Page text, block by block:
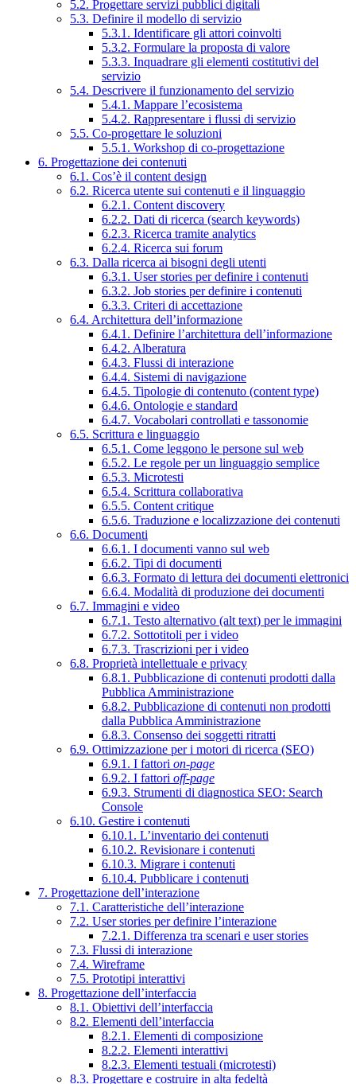
5.2. Progettare servizi pubblici digitali
5.3. Definire il modello di servizio
5.3.1. Identificare gli attori coinvolti
5.3.2. Formulare la proposta di valore
5.3.3. Inquadrare gli elementi costitutivi del
servizio
5.4. Descrivere il funzionamento del servizio
5.4.1. Mappare l’ecosistema
5.4.2. Rappresentare i flussi di servizio
5.5. Co-progettare le soluzioni
5.5.1. Workshop di co-progettazione
6. Progettazione dei contenuti
6.1. Cos’è il content design
6.2. Ricerca utente sui contenuti e il linguaggio
6.2.1. Content discovery
6.2.2. Dati di ricerca (search keywords)
6.2.3. Ricerca tramite analytics
6.2.4. Ricerca sui forum
6.3. Dalla ricerca ai bisogni degli utenti
6.3.1. User stories per definire i contenuti
6.3.2. Job stories per definire i contenuti
6.3.3. Criteri di accettazione
6.4. Architettura dell’informazione
6.4.1. Definire l’architettura dell’informazione
6.4.2. Alberatura
6.4.3. Flussi di interazione
6.4.4. Sistemi di navigazione
6.4.5. Tipologie di contenuto (content type)
6.4.6. Ontologie e standard
6.4.7. Vocabolari controllati e tassonomie
6.5. Scrittura e linguaggio
6.5.1. Come leggono le persone sul web
6.5.2. Le regole per un linguaggio semplice
6.5.3. Microtesti
6.5.4. Scrittura collaborativa
6.5.5. Content critique
6.5.6. Traduzione e localizzazione dei contenuti
6.6. Documenti
6.6.1. I documenti vanno sul web
6.6.2. Tipi di documenti
6.6.3. Formato di lettura dei documenti elettronici
6.6.4. Modalità di produzione dei documenti
6.7. Immagini e video
6.7.1. Testo alternativo (alt text) per le immagini
6.7.2. Sottotitoli per i video
6.7.3. Trascrizioni per i video
6.8. Proprietà intellettuale e privacy
6.8.1. Pubblicazione di contenuti prodotti dalla
Pubblica Amministrazione
6.8.2. Pubblicazione di contenuti non prodotti
dalla Pubblica Amministrazione
6.8.3. Consenso dei soggetti ritratti
6.9. Ottimizzazione per i motori di ricerca (SEO)
6.9.1. I fattori on-page
6.9.2. I fattori off-page
6.9.3. Strumenti di diagnostica SEO: Search
Console
6.10. Gestire i contenuti
6.10.1. L’inventario dei contenuti
6.10.2. Revisionare i contenuti
6.10.3. Migrare i contenuti
6.10.4. Pubblicare i contenuti
7. Progettazione dell’interazione
7.1. Caratteristiche dell’interazione
7.2. User stories per definire l’interazione
7.2.1. Differenza tra scenari e user stories
7.3. Flussi di interazione
7.4. Wireframe
7.5. Prototipi interattivi
8. Progettazione dell’interfaccia
8.1. Obiettivi dell’interfaccia
8.2. Elementi dell’interfaccia
8.2.1. Elementi di composizione
8.2.2. Elementi interattivi
8.2.3. Elementi testuali (microtesti)
8.3. Progettare e costruire in alta fedeltà